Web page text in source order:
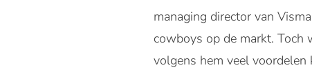
managing director van
cowboys op de markt. Toch
volgens hem veel voordelen